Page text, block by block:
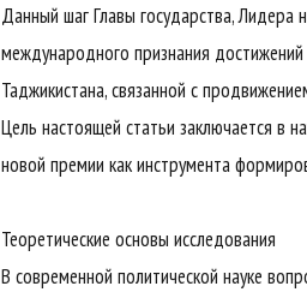
Данный шаг Главы государства,
международного признания
Таджикистана, связанной с
Цель настоящей статьи заключается в
новой премии как инструмента
Теоретические основы исследования
В современной политической науке